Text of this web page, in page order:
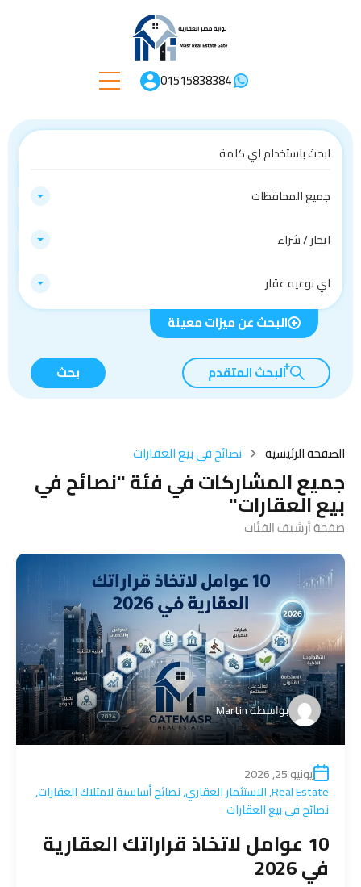
01515838384
جميع المحافظات
ايجار / شراء
اي نوعيه عقار
البحث عن ميزات معينة
البحث المتقدم بحث
الصفحة الرئيسية نصائح في بيع العقارات
جميع المشاركات في فئة "نصائح في
بيع العقارات"
صفحة أرشيف الفئات
بواسطةMartin
يونيو 25, 2026
Real Estate
,الاستثمار العقاري,نصائح أساسية لامتلاك العقارات,
نصائح في بيع العقارات
10 عوامل لاتخاذ قراراتك العقارية
في 2026